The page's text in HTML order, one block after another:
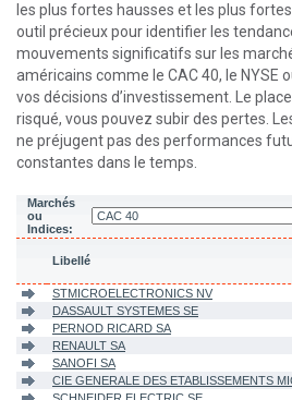
les plus fortes hausses et les plus
outil précieux pour identifier les
mouvements significatifs sur les
américains comme le CAC 40, le NYSE
vos décisions d’investissement. Le
risqué, vous pouvez subir des pertes.
ne préjugent pas des performances
constantes dans le temps.